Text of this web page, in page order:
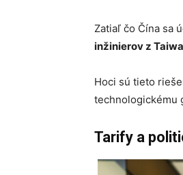
Zatiaľ čo Čína sa
inžinierov z
Hoci sú tieto
technologickému
Tarify a